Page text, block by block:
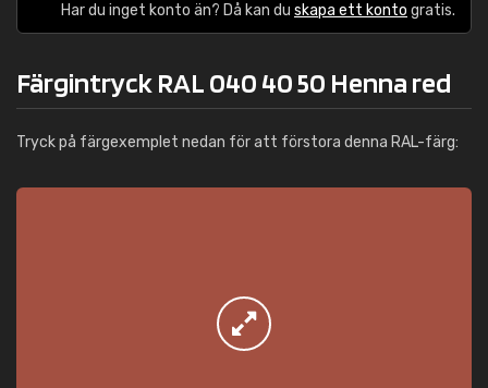
Har du inget konto än? Då kan du skapa ett konto gratis.
Färgintryck RAL 040 40 50 Henna red
Tryck på färgexemplet nedan för att förstora denna RAL-färg: